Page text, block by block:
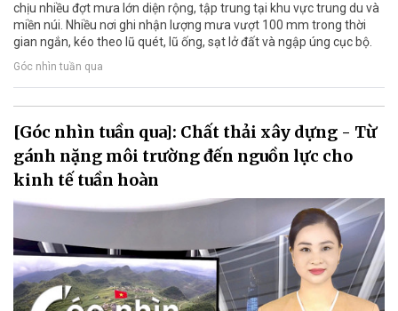
chịu nhiều đợt mưa lớn diện rộng, tập trung tại khu vực trung du và
miền núi. Nhiều nơi ghi nhận lượng mưa vượt 100 mm trong thời
gian ngắn, kéo theo lũ quét, lũ ống, sạt lở đất và ngập úng cục bộ.
Góc nhìn tuần qua
[Góc nhìn tuần qua]: Chất thải xây dựng - Từ
gánh nặng môi trường đến nguồn lực cho
kinh tế tuần hoàn